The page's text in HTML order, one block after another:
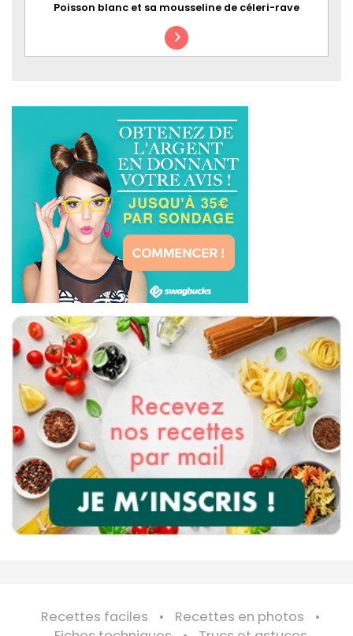
Poisson blanc et sa mousseline de céleri-rave
Recettes faciles
Recettes en photos